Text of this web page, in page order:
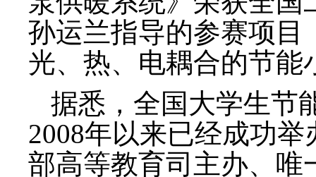
孙运兰指导的参赛项目
光、热、电耦合的节能
据悉，全国大学生节
2008年以来已经成功
部高等教育司主办、唯